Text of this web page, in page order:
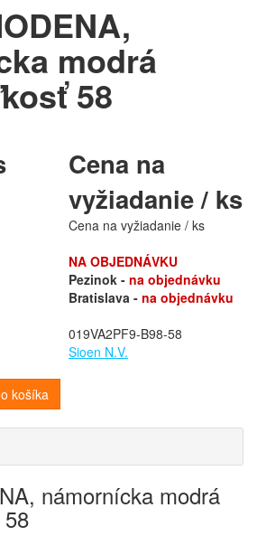
modrá
58
Cena na
vyžiadanie / ks
Cena na vyžiadanie / ks
NA OBJEDNÁVKU
Pezinok - na objednávku
Bratislava - na objednávku
019VA2PF9-B98-58
Sioen N.V.
košíka
námornícka modrá